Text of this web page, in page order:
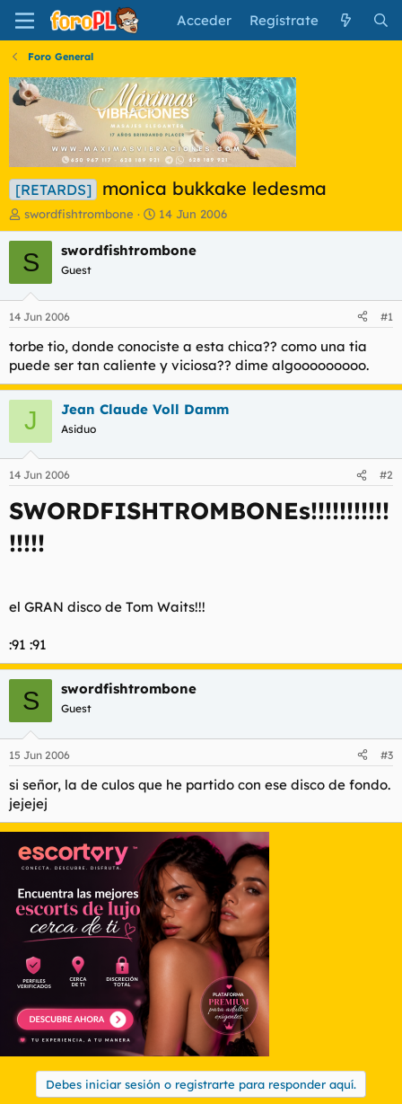
Acceder Regístrate
Foro General
[RETARDS] monica bukkake ledesma
I
n
i
c
a
d
o
r
e
l
e
a
swordfishtrombone
F
e
c
i
n
c
i
o
14 Jun 2006
S swordfishtrombone
Guest
14 Jun 2006 #1
torbe tio, donde conociste a esta chica?? como una tia
puede ser tan caliente y viciosa?? dime algooooooooo.
J Jean Claude Voll Damm
Asiduo
14 Jun 2006 #2
SWORDFISHTROMBONEs!!!!!!!!!!!
!!!!!
el GRAN disco de Tom Waits!!!
:91 :91
S swordfishtrombone
Guest
15 Jun 2006 #3
si señor, la de culos que he partido con ese disco de fondo.
jejejej
Debes iniciar sesión o registrarte para responder aquí.